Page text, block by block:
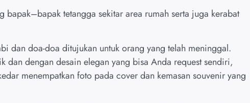
bapak–bapak tetangga sekitar area rumah serta juga kerabat
dan doa-doa ditujukan untuk orang yang telah meninggal.
dan dengan desain elegan yang bisa Anda request sendiri,
menempatkan foto pada cover dan kemasan souvenir yang